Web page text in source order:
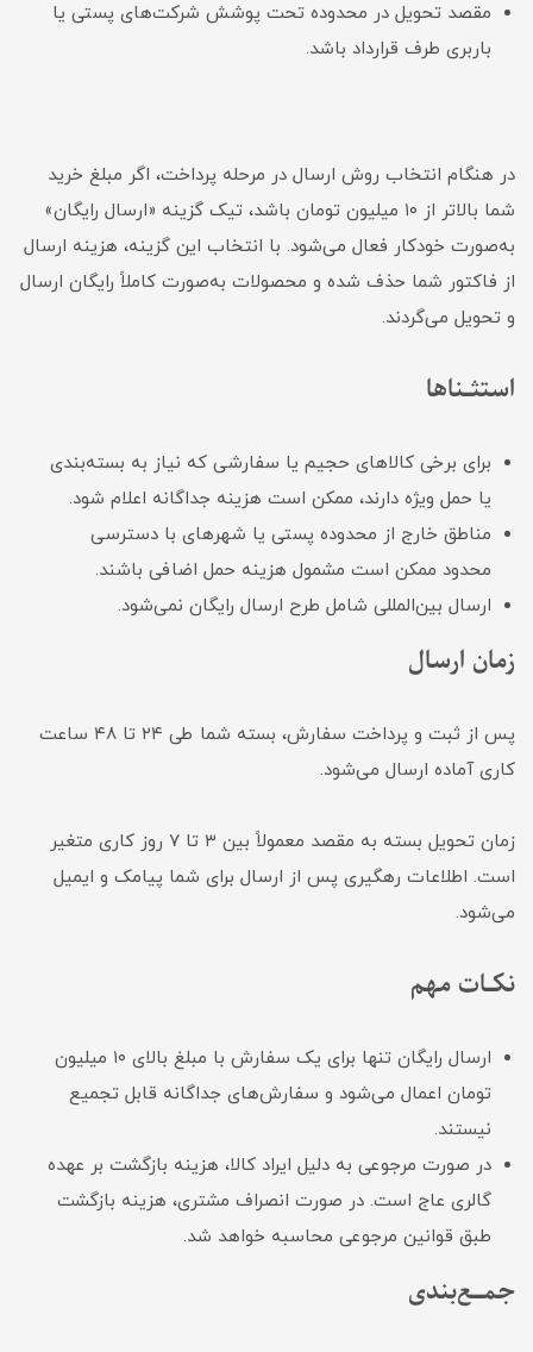
مقصد تحویل در محدوده تحت پوشش شرکت‌های پستی یا
باربری طرف قرارداد باشد.
در هنگام انتخاب روش ارسال در مرحله پرداخت، اگر مبلغ خرید
شما بالاتر از ۱۰ میلیون تومان باشد، تیک گزینه «ارسال رایگان»
به‌صورت خودکار فعال می‌شود. با انتخاب این گزینه، هزینه ارسال
از فاکتور شما حذف شده و محصولات به‌صورت کاملاً رایگان ارسال
و تحویل می‌گردند.
استثــناها
برای برخی کالاهای حجیم یا سفارشی که نیاز به بسته‌بندی
یا حمل ویژه دارند، ممکن است هزینه جداگانه اعلام شود.
مناطق خارج از محدوده پستی یا شهرهای با دسترسی
محدود ممکن است مشمول هزینه حمل اضافی باشند.
ارسال بین‌المللی شامل طرح ارسال رایگان نمی‌شود.
زمان ارسال
پس از ثبت و پرداخت سفارش، بسته شما طی ۲۴ تا ۴۸ ساعت
کاری آماده ارسال می‌شود.
زمان تحویل بسته به مقصد معمولاً بین ۳ تا ۷ روز کاری متغیر
است. اطلاعات رهگیری پس از ارسال برای شما پیامک و ایمیل
می‌شود.
نکــات مهم
ارسال رایگان تنها برای یک سفارش با مبلغ بالای ۱۰ میلیون
تومان اعمال می‌شود و سفارش‌های جداگانه قابل تجمیع
نیستند.
در صورت مرجوعی به دلیل ایراد کالا، هزینه بازگشت بر عهده
گالری عاج است. در صورت انصراف مشتری، هزینه بازگشت
طبق قوانین مرجوعی محاسبه خواهد شد.
جمـــع‌بندی